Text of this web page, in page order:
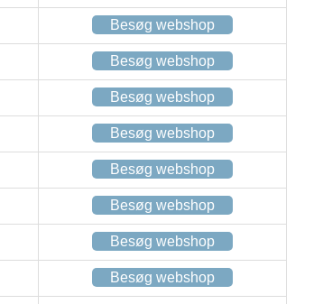
Besøg webshop
Besøg webshop
Besøg webshop
Besøg webshop
Besøg webshop
Besøg webshop
Besøg webshop
Besøg webshop